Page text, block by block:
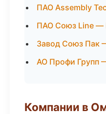
ПАО Assembly
ПАО Союз Line —
Завод Союз Пак
АО Профи Групп
Компании в